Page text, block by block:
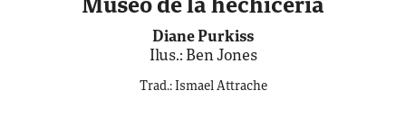
Museo de la hechicería
Diane Purkiss
Ilus.: Ben Jones
Trad.: Ismael Attrache